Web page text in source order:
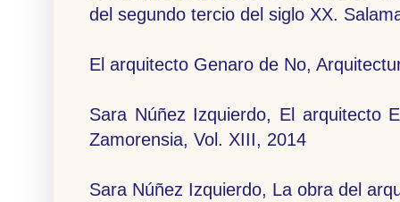
del segundo tercio del siglo XX.
El arquitecto Genaro de No,
Sara Núñez Izquierdo, El arquitecto
Zamorensia, Vol. XIII, 2014
Sara Núñez Izquierdo, La obra del